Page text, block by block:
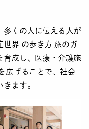
多くの人に伝える人が
世界 の歩き方 旅のガ
育成し、医療・介護施
広げることで、社会
ます。